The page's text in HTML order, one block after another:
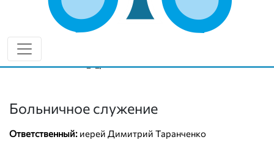
Руководитель: иерей Димитрий Таранченко
8 (919) 443-63-42
miloserdie59.ru
vk.com/miloserdie_v_permi
Больничное служение
Ответственный: иерей Димитрий Таранченко